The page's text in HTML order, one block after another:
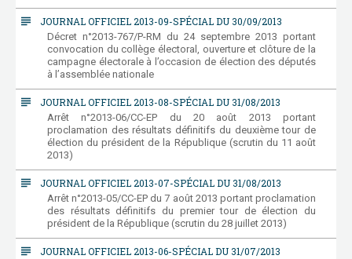
subject JOURNAL OFFICIEL 2013-09-SPÉCIAL DU 30/09/2013
Décret n°2013-767/P-RM du 24 septembre 2013 portant
convocation du collège électoral, ouverture et clôture de la
campagne électorale à l’occasion de élection des députés
à l’assemblée nationale
subject JOURNAL OFFICIEL 2013-08-SPÉCIAL DU 31/08/2013
Arrêt n°2013-06/CC-EP du 20 août 2013 portant
proclamation des résultats définitifs du deuxième tour de
élection du président de la République (scrutin du 11 août
2013)
subject JOURNAL OFFICIEL 2013-07-SPÉCIAL DU 31/08/2013
Arrêt n°2013-05/CC-EP du 7 août 2013 portant proclamation
des résultats définitifs du premier tour de élection du
président de la République (scrutin du 28 juillet 2013)
subject JOURNAL OFFICIEL 2013-06-SPÉCIAL DU 31/07/2013